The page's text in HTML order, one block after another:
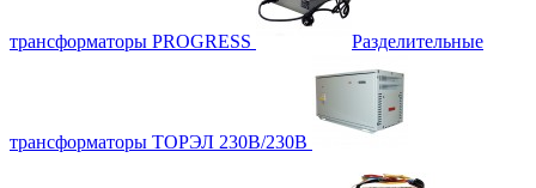
трансформаторы PROGRESS Разделительные
трансформаторы ТОРЭЛ 230В/230В